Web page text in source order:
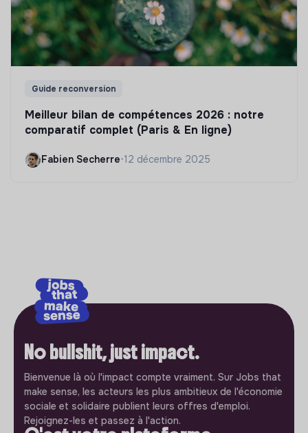
Guide reconversion
Meilleur bilan de compétences 2026 : notre
comparatif complet (Paris & En ligne)
Fabien Secherre•12 décembre 2025
No bullshit, just impact.
Bienvenue là où l'impact compte vraiment. Sur Jobs that
make sense, les acteurs les plus ambitieux de l'économie
sociale et solidaire publient leurs offres d'emploi.
Rejoignez-les et passez à l'action.